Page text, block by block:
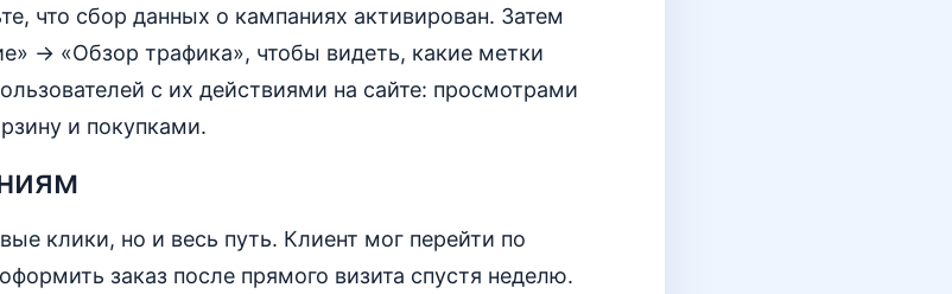
что сбор данных о кампаниях активирован. Затем
→ «Обзор трафика», чтобы видеть, какие метки
с их действиями на сайте: просмотрами
и покупками.
клики, но и весь путь. Клиент мог перейти по
заказ после прямого визита спустя неделю.